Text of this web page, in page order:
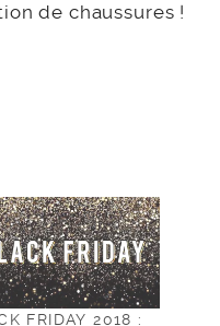
de chaussures !
FRIDAY 2018 :